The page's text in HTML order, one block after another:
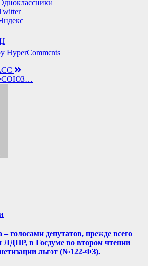
HyperComments
– голосами депутатов, прежде всего
ЛДПР, в Госдуме во втором чтении
льгот (№122-ФЗ).